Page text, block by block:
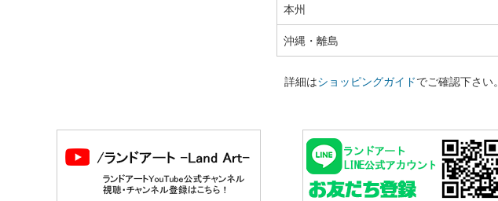
本州
沖縄・離島
詳細はショッピングガイドでご確認下さい。